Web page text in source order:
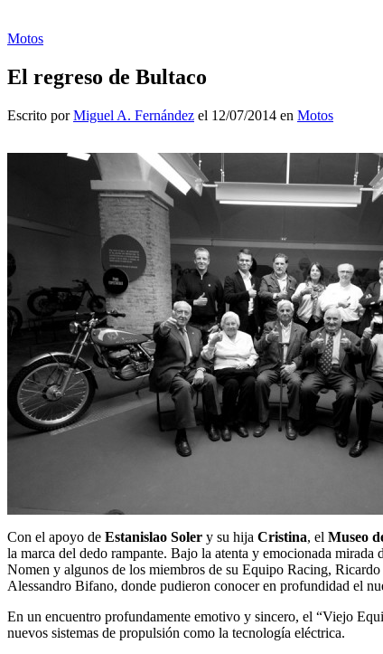
Motos
El regreso de Bultaco
Escrito porMiguel A. Fernández el 12/07/2014 en Motos
Con el apoyo de Estanislao Soler y su hija Cristina, el Museo
la marca del dedo rampante. Bajo la atenta y emocionada mirada
Nomen y algunos de los miembros de su Equipo Racing,
Alessandro Bifano, donde pudieron conocer en profundidad el
En un encuentro profundamente emotivo y sincero, el “Viejo
nuevos sistemas de propulsión como la tecnología eléctrica.